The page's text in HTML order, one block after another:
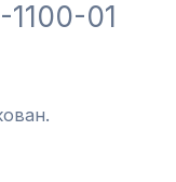
1100-01